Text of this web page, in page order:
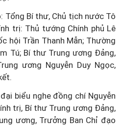
Tổng Bí thư, Chủ tịch nước Tô
trị: Thủ tướng Chính phủ Lê
hội Trần Thanh Mẫn; Thường
Tú; Bí thư Trung ương Đảng,
ương Nguyễn Duy Ngọc,
biểu nghe đồng chí Nguyễn
trị, Bí thư Trung ương Đảng,
ương, Trưởng Ban Chỉ đạo